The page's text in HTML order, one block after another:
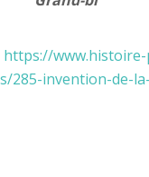
https://
285-invention-de-